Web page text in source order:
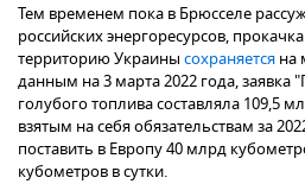
Тем временем пока в Брюсселе
российских энергоресурсов,
территорию Украины сохраняется на
данным на 3 марта 2022 года, заявка
голубого топлива составляла 109,5
взятым на себя обязательствам за
поставить в Европу 40 млрд
кубометров в сутки.